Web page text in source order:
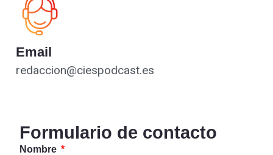
Email
redaccion@ciespodcast.es
Formulario de contacto
Nombre